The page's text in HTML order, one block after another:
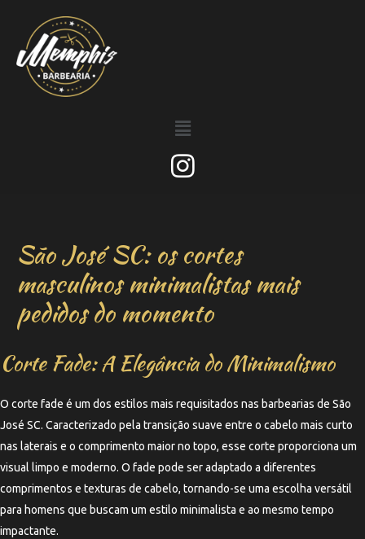
São José SC: os cortes
masculinos minimalistas mais
pedidos do momento
Corte Fade: A Elegância do Minimalismo
O corte fade é um dos estilos mais requisitados nas barbearias de São
José SC. Caracterizado pela transição suave entre o cabelo mais curto
nas laterais e o comprimento maior no topo, esse corte proporciona um
visual limpo e moderno. O fade pode ser adaptado a diferentes
comprimentos e texturas de cabelo, tornando-se uma escolha versátil
para homens que buscam um estilo minimalista e ao mesmo tempo
impactante.